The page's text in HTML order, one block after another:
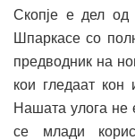
Скопје е дел од
Шпаркасе со
предводник на
кои гледаат кон
Нашата улога не
се млади